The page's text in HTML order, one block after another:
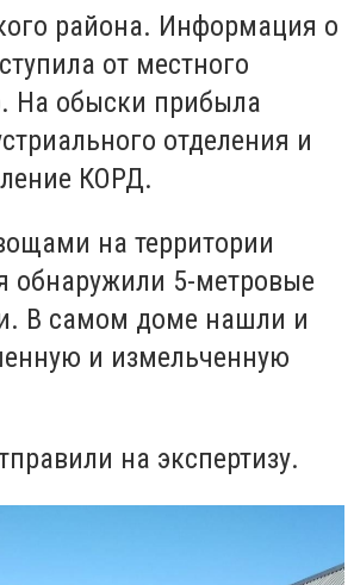
района. Информация о
от местного
На обыски прибыла
отделения и
КОРД.
на территории
обнаружили 5-метровые
В самом доме нашли и
и измельченную
на экспертизу.